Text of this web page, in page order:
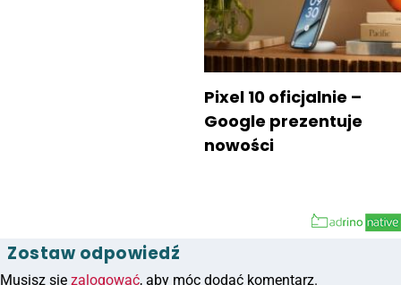
Pixel 10 oficjalnie –
Google prezentuje
nowości
Zostaw odpowiedź
Musisz się zalogować, aby móc dodać komentarz.